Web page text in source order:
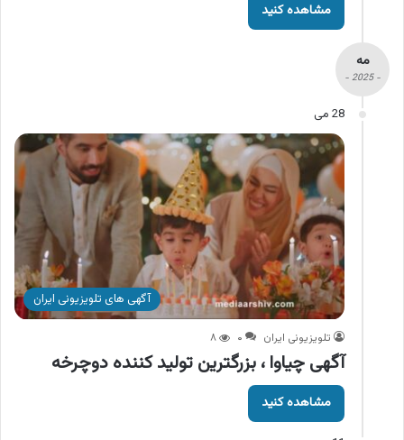
مشاهده کنید
مه
- 2025 -
28 می
آگهی های تلویزیونی ایران
تلویزیونی ایران ۰ ۸
آگهی چیاوا ، بزرگترین تولید کننده دوچرخه
مشاهده کنید